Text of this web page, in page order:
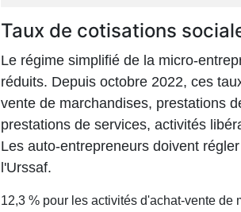
Taux de cotisations
Le régime simplifié de la micro-
réduits. Depuis octobre 2022, ces
vente de marchandises, prestations
prestations de services, activités
Les auto-entrepreneurs doivent
l'Urssaf.
12,3 % pour les activités d'achat-vente de